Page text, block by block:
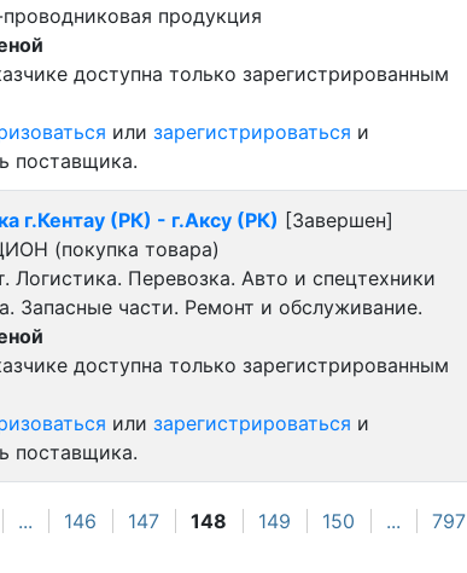
... 146 147 148 149 150 ... 797
продукция
доступна только зарегистрированным
или зарегистрироваться и
поставщика.
г.Кентау (РК) - г.Аксу (РК) [Завершен]
(покупка товара)
Логистика. Перевозка. Авто и спецтехники
Запасные части. Ремонт и обслуживание.
доступна только зарегистрированным
или зарегистрироваться и
поставщика.